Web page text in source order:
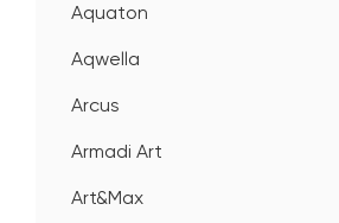
Aquaton
Aqwella
Arcus
Armadi Art
Art&Max